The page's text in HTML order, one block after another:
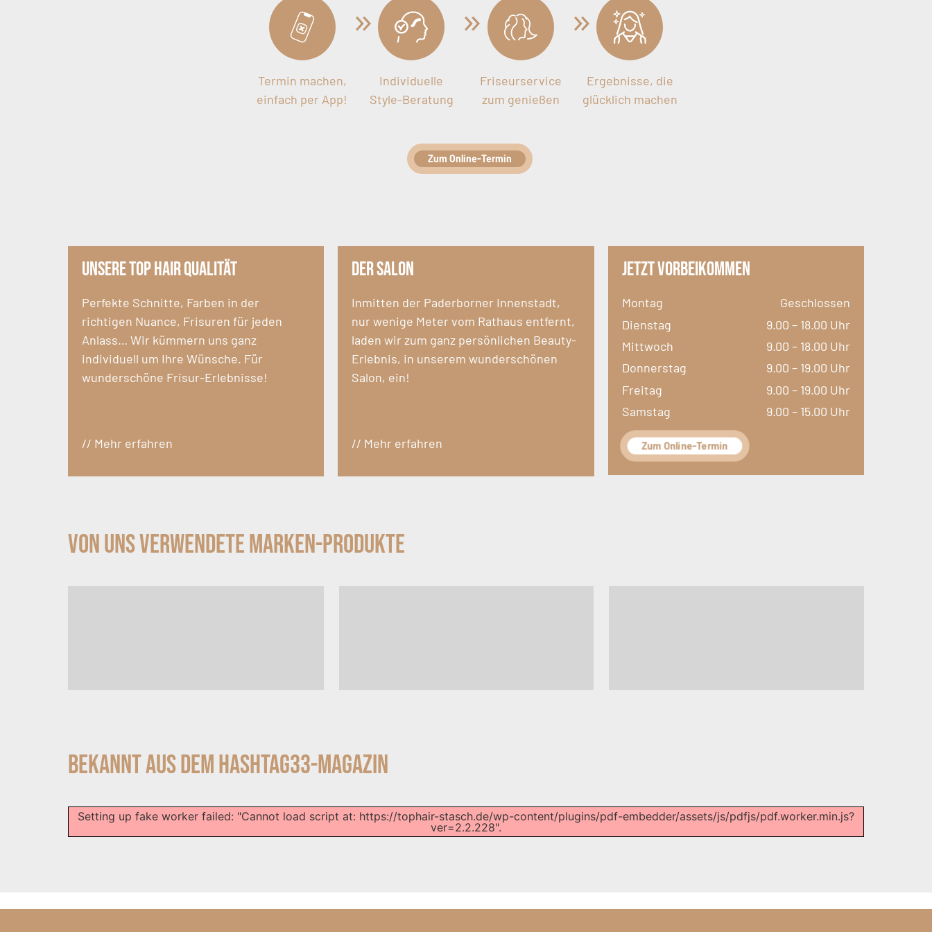
Termin machen,
einfach per App!
Individuelle
Style-Beratung
Friseurservice
zum genießen
Ergebnisse, die
glücklich machen
Zum Online-Termin
Unsere Top Hair Qualität
Perfekte Schnitte, Farben in der
richtigen Nuance, Frisuren für jeden
Anlass… Wir kümmern uns ganz
individuell um Ihre Wünsche. Für
wunderschöne Frisur-Erlebnisse!
// Mehr erfahren
Der Salon
Inmitten der Paderborner Innenstadt,
nur wenige Meter vom Rathaus entfernt,
laden wir zum ganz persönlichen Beauty-
Erlebnis, in unserem wunderschönen
Salon, ein!
// Mehr erfahren
Jetzt vorbeikommen
Montag
Geschlossen
Dienstag
9.00 – 18.00 Uhr
Mittwoch
9.00 – 18.00 Uhr
Donnerstag
9.00 – 19.00 Uhr
Freitag
9.00 – 19.00 Uhr
Samstag
9.00 – 15.00 Uhr
Zum Online-Termin
Von uns verwendete Marken-Produkte
Bekannt aus dem Hashtag33-Magazin
Setting up fake worker failed: "Cannot load script at: https://tophair-stasch.de/wp-content/plugins/pdf-embedder/assets/js/pdfjs/pdf.worker.min.js?
ver=2.2.228".